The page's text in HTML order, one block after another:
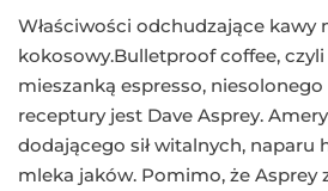
Właściwości odchudzające
kokosowy.Bulletproof coffee,
mieszanką espresso,
receptury jest Dave Asprey.
dodającego sił witalnych,
mleka jaków. Pomimo, że Asprey